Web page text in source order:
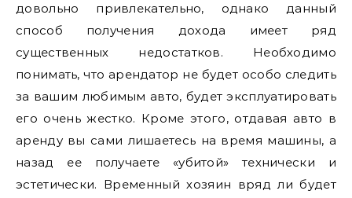
довольно привлекательно, однако данный
способ получения дохода имеет ряд
существенных недостатков. Необходимо
понимать, что арендатор не будет особо следить
за вашим любимым авто, будет эксплуатировать
его очень жестко. Кроме этого, отдавая авто в
аренду вы сами лишаетесь на время машины, а
назад ее получаете «убитой» технически и
эстетически. Временный хозяин вряд ли будет